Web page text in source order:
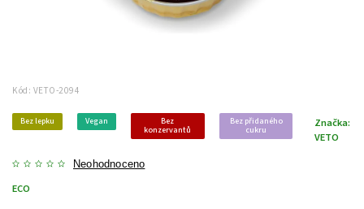
Kód: VETO-2094
Bez lepku Vegan Bez
konzervantů
Bez přidaného
cukru
Neohodnoceno
Značka:
VETO
ECO